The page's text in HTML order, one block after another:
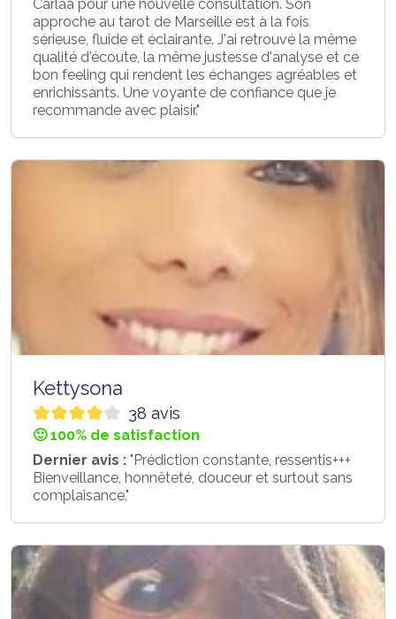
Carlaa pour une nouvelle consultation. Son
approche au tarot de Marseille est à la fois
sérieuse, fluide et éclairante. J'ai retrouvé la même
qualité d'écoute, la même justesse d'analyse et ce
bon feeling qui rendent les échanges agréables et
enrichissants. Une voyante de confiance que je
recommande avec plaisir."
Kettysona
38 avis
🙂 100% de satisfaction
Dernier avis : "Prédiction constante, ressentis+++
Bienveillance, honnêteté, douceur et surtout sans
complaisance."